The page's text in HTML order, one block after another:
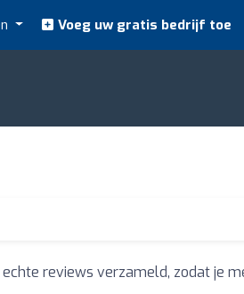
Voeg uw gratis bedrijf toe
reviews verzameld, zodat je